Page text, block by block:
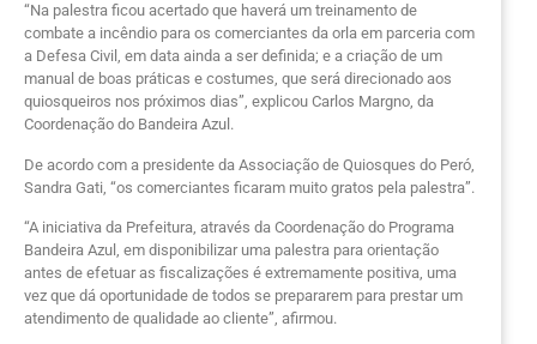
“Na palestra ficou acertado que haverá um treinamento de
combate a incêndio para os comerciantes da orla em parceria com
a Defesa Civil, em data ainda a ser definida; e a criação de um
manual de boas práticas e costumes, que será direcionado aos
quiosqueiros nos próximos dias”, explicou Carlos Margno, da
Coordenação do Bandeira Azul.
De acordo com a presidente da Associação de Quiosques do Peró,
Sandra Gati, “os comerciantes ficaram muito gratos pela palestra”.
“A iniciativa da Prefeitura, através da Coordenação do Programa
Bandeira Azul, em disponibilizar uma palestra para orientação
antes de efetuar as fiscalizações é extremamente positiva, uma
vez que dá oportunidade de todos se prepararem para prestar um
atendimento de qualidade ao cliente”, afirmou.